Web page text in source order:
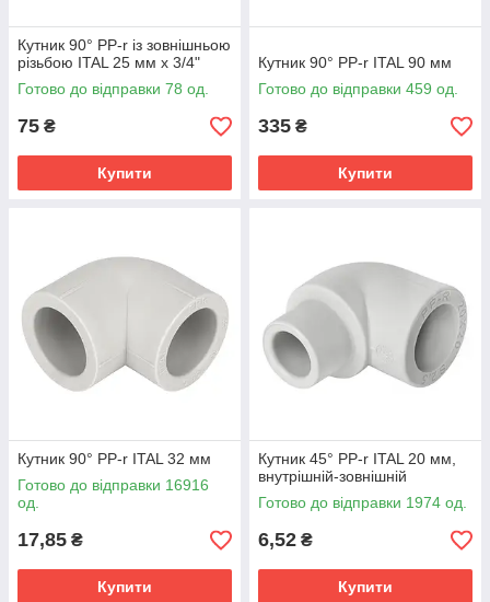
Кутник 90° PP-r із зовнішньою
різьбою ITAL 25 мм х 3/4"
Готово до відправки 78 од.
75 ₴
Купити
Кутник 90° PP-r ITAL 90 мм
Готово до відправки 459 од.
335 ₴
Купити
Кутник 90° PP-r ITAL 32 мм
Готово до відправки 16916
од.
17,85 ₴
Купити
Кутник 45° PP-r ITAL 20 мм,
внутрішній-зовнішній
Готово до відправки 1974 од.
6,52 ₴
Купити